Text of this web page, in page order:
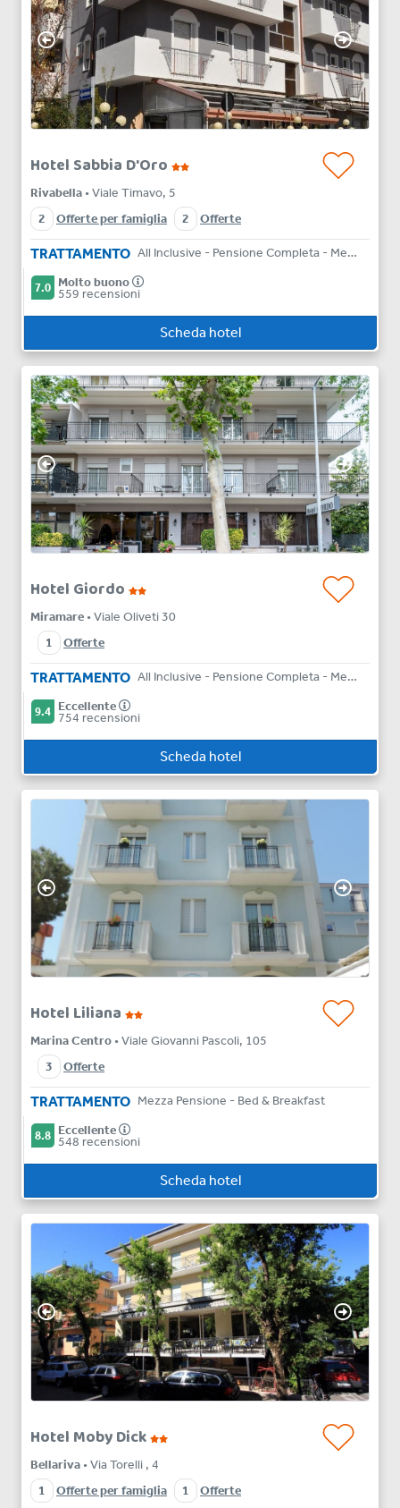
Hotel Sabbia D'Oro
Rivabella • Viale Timavo, 5
2
Offerte per famiglia 2 Offerte
TRATTAMENTO All Inclusive - Pensione Completa - Mezza Pensione - Bed & Breakfast
7.0 Molto buono
559 recensioni
Scheda hotel
Hotel Giordo
Miramare • Viale Oliveti 30
1
Offerte
TRATTAMENTO All Inclusive - Pensione Completa - Mezza Pensione - Bed & Breakfast
9.4 Eccellente
754 recensioni
Scheda hotel
Hotel Liliana
Marina Centro • Viale Giovanni Pascoli, 105
3
Offerte
TRATTAMENTO Mezza Pensione - Bed & Breakfast
8.8 Eccellente
548 recensioni
Scheda hotel
Hotel Moby Dick
Bellariva • Via Torelli , 4
1
Offerte per famiglia 1 Offerte